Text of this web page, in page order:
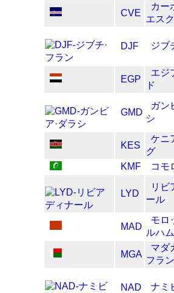
CVE
カー
エス
DJF ジブ
EGP
エジ
ド
GMD
ガン
シ
KES
ケニ
グ
KMF
コモ
LYD
リビ
ール
MAD
モロ
ルハム
MGA
マダ
フラン
NAD ナミ